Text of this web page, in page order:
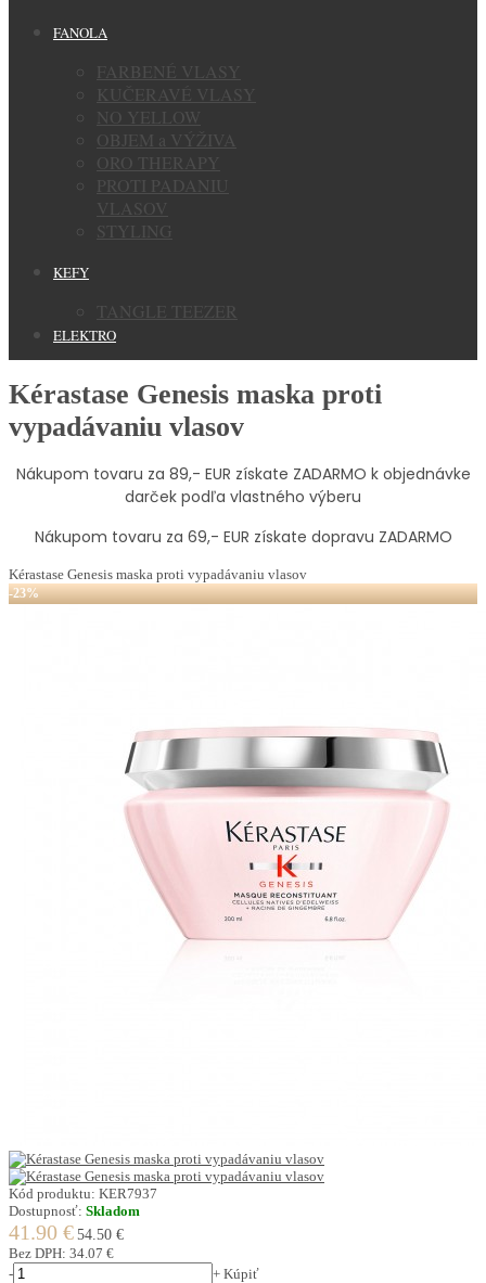
FANOLA
FARBENÉ VLASY
KUČERAVÉ VLASY
NO YELLOW
OBJEM a VÝŽIVA
ORO THERAPY
PROTI PADANIU
VLASOV
STYLING
KEFY
TANGLE TEEZER
ELEKTRO
Kérastase Genesis maska proti
vypadávaniu vlasov
Nákupom tovaru za 89,- EUR získate ZADARMO k objednávke
darček podľa vlastného výberu
Nákupom tovaru za 69,- EUR získate dopravu ZADARMO
Kérastase Genesis maska proti vypadávaniu vlasov
-23%
Kód produktu: KER7937
Dostupnosť: Skladom
41.90 € 54.50 €
Bez DPH: 34.07 €
-
+ Kúpiť